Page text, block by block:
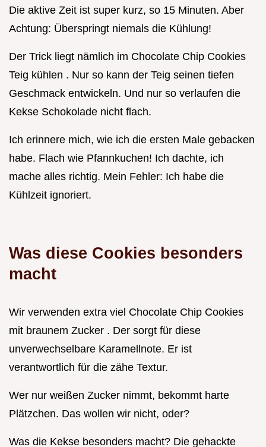
Die aktive Zeit ist super kurz, so 15 Minuten. Aber
Achtung: Überspringt niemals die Kühlung!
Der Trick liegt nämlich im Chocolate Chip Cookies
Teig kühlen . Nur so kann der Teig seinen tiefen
Geschmack entwickeln. Und nur so verlaufen die
Kekse Schokolade nicht flach.
Ich erinnere mich, wie ich die ersten Male gebacken
habe. Flach wie Pfannkuchen! Ich dachte, ich
mache alles richtig. Mein Fehler: Ich habe die
Kühlzeit ignoriert.
Was diese Cookies besonders
macht
Wir verwenden extra viel Chocolate Chip Cookies
mit braunem Zucker . Der sorgt für diese
unverwechselbare Karamellnote. Er ist
verantwortlich für die zähe Textur.
Wer nur weißen Zucker nimmt, bekommt harte
Plätzchen. Das wollen wir nicht, oder?
Was die Kekse besonders macht? Die gehackte